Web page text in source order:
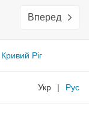
Вперед
Кривий Ріг
Укр | Рус